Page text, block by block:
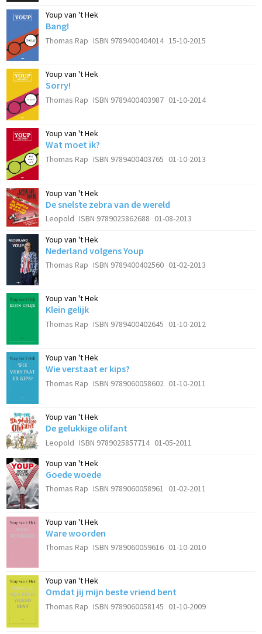
Youp van 't Hek
Bang!
Thomas Rap ISBN 9789400404014 15-10-2015
Youp van 't Hek
Sorry!
Thomas Rap ISBN 9789400403987 01-10-2014
Youp van 't Hek
Wat moet ik?
Thomas Rap ISBN 9789400403765 01-10-2013
Youp van 't Hek
De snelste zebra van de wereld
Leopold ISBN 9789025862688 01-08-2013
Youp van 't Hek
Nederland volgens Youp
Thomas Rap ISBN 9789400402560 01-02-2013
Youp van 't Hek
Klein gelijk
Thomas Rap ISBN 9789400402645 01-10-2012
Youp van 't Hek
Wie verstaat er kips?
Thomas Rap ISBN 9789060058602 01-10-2011
Youp van 't Hek
De gelukkige olifant
Leopold ISBN 9789025857714 01-05-2011
Youp van 't Hek
Goede woede
Thomas Rap ISBN 9789060058961 01-02-2011
Youp van 't Hek
Ware woorden
Thomas Rap ISBN 9789060059616 01-10-2010
Youp van 't Hek
Omdat jij mijn beste vriend bent
Thomas Rap ISBN 9789060058145 01-10-2009